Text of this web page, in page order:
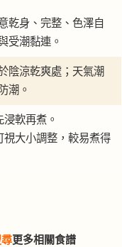
乾身、完整、色澤自
受潮黏連。
陰涼乾爽處；天氣潮
潮。
浸軟再煮。
視大小調整，較易煮得
更多相關食譜